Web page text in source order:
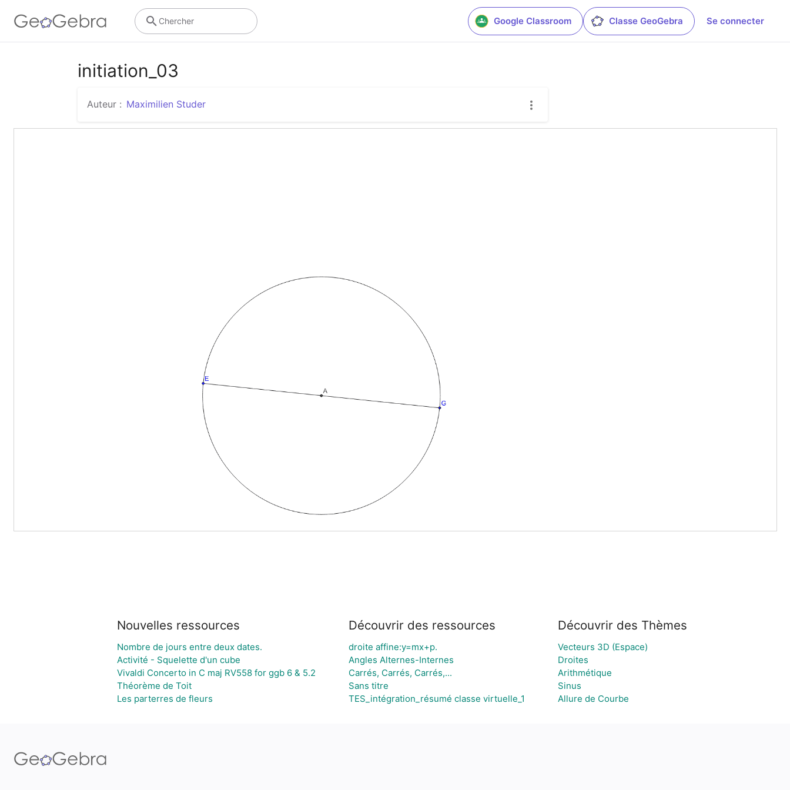
Google Classroom Classe GeoGebra Se connecter
Chercher
initiation_03
Auteur : Maximilien Studer
Nouvelles ressources
Nombre de jours entre deux dates.
Activité - Squelette d'un cube
Vivaldi Concerto in C maj RV558 for ggb 6 & 5.2
Théorème de Toit
Les parterres de fleurs
Découvrir des ressources
droite affine:y=mx+p.
Angles Alternes-Internes
Carrés, Carrés, Carrés,...
Sans titre
TES_intégration_résumé classe virtuelle_1
Découvrir des Thèmes
Vecteurs 3D (Espace)
Droites
Arithmétique
Sinus
Allure de Courbe